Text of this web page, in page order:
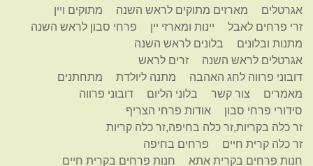
אגרטלים
מארזים מתוקים לראש השנה
מתוקים ויין
זרי פרחים לאבל
יינות ומארזי יין
פרחי סבון לראש השנה
מתנות ובלונים
בלונים לראש השנה
אגרטלים לראש השנה
זרים לראש
דובוני פרווה לחג האהבה
מתנה ליולדת
מתחתנים
מאמרים
צור קשר בלוני הליום
דובוני פרווה
סידורי פרחי סבון
אודות פרחי הצריף
זר כלה בקריות,זר כלה בחיפה,זר כלה קריות
זר כלה קרית חיים
פרחים בחיפה
חנות פרחים בקרית אתא
חנות פרחים בקרית חיים